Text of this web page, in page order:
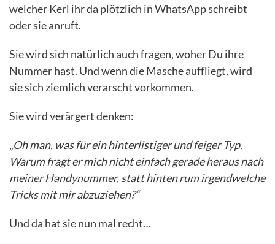
welcher Kerl ihr da plötzlich in WhatsApp schreibt
oder sie anruft.
Sie wird sich natürlich auch fragen, woher Du ihre
Nummer hast. Und wenn die Masche auffliegt, wird
sie sich ziemlich verarscht vorkommen.
Sie wird verärgert denken:
„Oh man, was für ein hinterlistiger und feiger Typ.
Warum fragt er mich nicht einfach gerade heraus nach
meiner Handynummer, statt hinten rum irgendwelche
Tricks mit mir abzuziehen?“
Und da hat sie nun mal recht…